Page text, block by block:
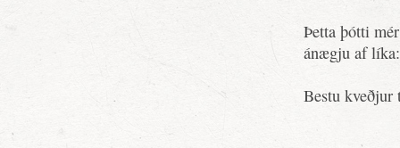
Þetta þótti
ánægju af
Bestu